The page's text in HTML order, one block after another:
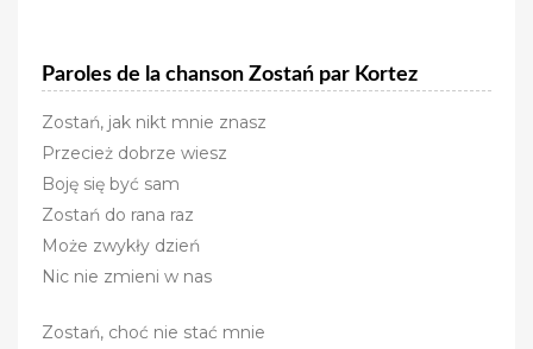
Paroles de la chanson Zostań par Kortez
Zostań, jak nikt mnie znasz
Przecież dobrze wiesz
Boję się być sam
Zostań do rana raz
Może zwykły dzień
Nic nie zmieni w nas
Zostań, choć nie stać mnie